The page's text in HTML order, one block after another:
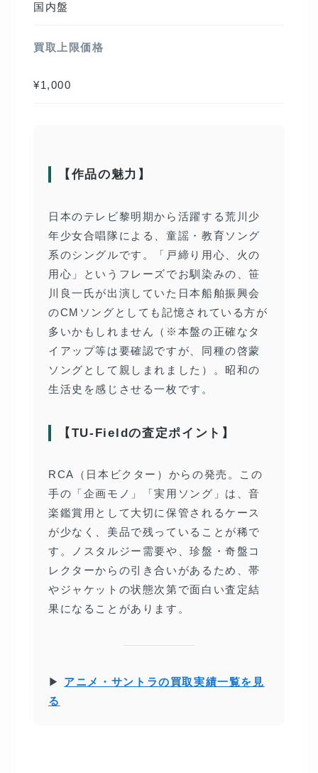
国内盤
買取上限価格
¥1,000
【作品の魅力】
日本のテレビ黎明期から活躍する荒川少
年少女合唱隊による、童謡・教育ソング
系のシングルです。「戸締り用心、火の
用心」というフレーズでお馴染みの、笹
川良一氏が出演していた日本船舶振興会
のCMソングとしても記憶されている方が
多いかもしれません（※本盤の正確なタ
イアップ等は要確認ですが、同種の啓蒙
ソングとして親しまれました）。昭和の
生活史を感じさせる一枚です。
【TU-Fieldの査定ポイント】
RCA（日本ビクター）からの発売。この
手の「企画モノ」「実用ソング」は、音
楽鑑賞用として大切に保管されるケース
が少なく、美品で残っていることが稀で
す。ノスタルジー需要や、珍盤・奇盤コ
レクターからの引き合いがあるため、帯
やジャケットの状態次第で面白い査定結
果になることがあります。
▶ アニメ・サントラの買取実績一覧を見
る